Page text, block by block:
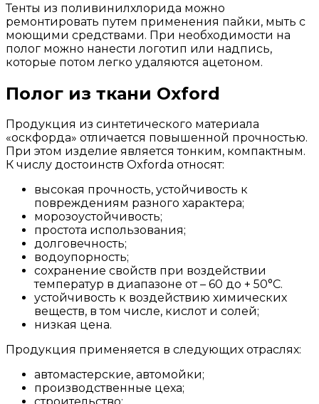
Тенты из поливинилхлорида можно
ремонтировать путем применения пайки, мыть с
моющими средствами. При необходимости на
полог можно нанести логотип или надпись,
которые потом легко удаляются ацетоном.
Полог из ткани Oxford
Продукция из синтетического материала
«оскфорда» отличается повышенной прочностью.
При этом изделие является тонким, компактным.
К числу достоинств Oxfordа относят:
высокая прочность, устойчивость к
повреждениям разного характера;
морозоустойчивость;
простота использования;
долговечность;
водоупорность;
сохранение свойств при воздействии
температур в диапазоне от – 60 до + 50°C.
устойчивость к воздействию химических
веществ, в том числе, кислот и солей;
низкая цена.
Продукция применяется в следующих отраслях:
автомастерские, автомойки;
производственные цеха;